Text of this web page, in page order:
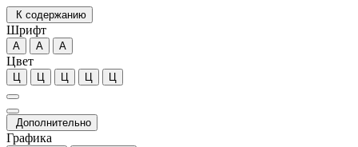
К содержанию
Шрифт
А А А
Цвет
Ц Ц Ц Ц Ц
Дополнительно
Графика